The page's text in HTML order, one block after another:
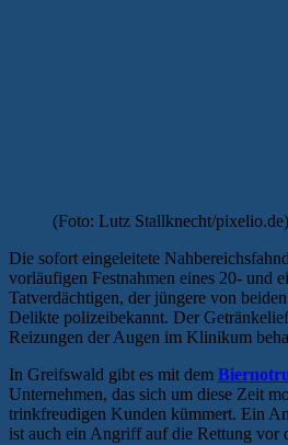
(Foto: Lutz Stallknecht/pixelio.de)
Die sofort eingeleitete
vorläufigen Festnahmen eines 20- und
Tatverdächtigen, der jüngere von
Delikte polizeibekannt. Der
Reizungen der Augen im Klinikum
In Greifswald gibt es mit dem
Unternehmen, das sich um diese Zeit
trinkfreudigen Kunden kümmert. Ein
ist auch ein Angriff auf die Rettung vor